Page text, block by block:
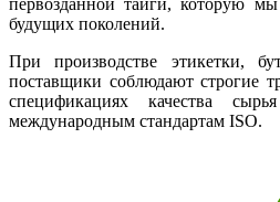
первозданной тайги, которую
будущих поколений.
При производстве этикетки,
поставщики соблюдают строгие
спецификациях качества
международным стандартам ISO.